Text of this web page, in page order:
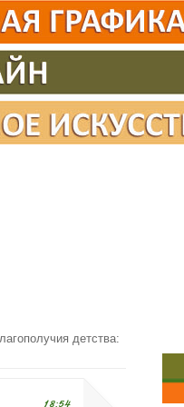
детства:
18:54